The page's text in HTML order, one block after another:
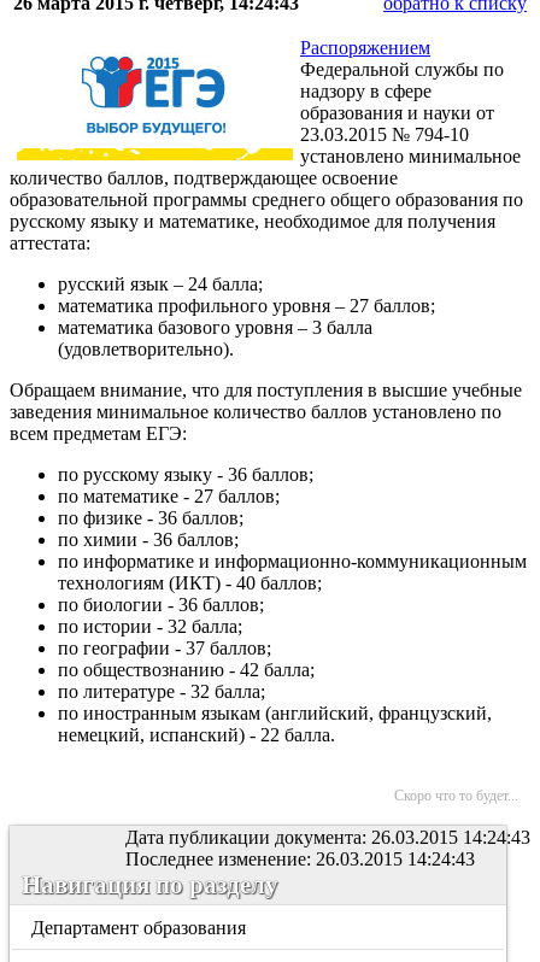
Распоряжением
Федеральной службы по
надзору в сфере
образования и науки от
23.03.2015 № 794-10
установлено минимальное
количество баллов, подтверждающее освоение
образовательной программы среднего общего образования по
русскому языку и математике, необходимое для получения
аттестата:
русский язык – 24 балла;
математика профильного уровня – 27 баллов;
математика базового уровня – 3 балла
(удовлетворительно).
Обращаем внимание, что для поступления в высшие учебные
заведения минимальное количество баллов установлено по
всем предметам ЕГЭ:
по русскому языку - 36 баллов;
по математике - 27 баллов;
по физике - 36 баллов;
по химии - 36 баллов;
по информатике и информационно-коммуникационным
технологиям (ИКТ) - 40 баллов;
по биологии - 36 баллов;
по истории - 32 балла;
по географии - 37 баллов;
по обществознанию - 42 балла;
по литературе - 32 балла;
по иностранным языкам (английский, французский,
немецкий, испанский) - 22 балла.
Скоро что то будет...
Дата публикации документа: 26.03.2015 14:24:43
Последнее изменение: 26.03.2015 14:24:43
Навигация по разделу
Департамент образования